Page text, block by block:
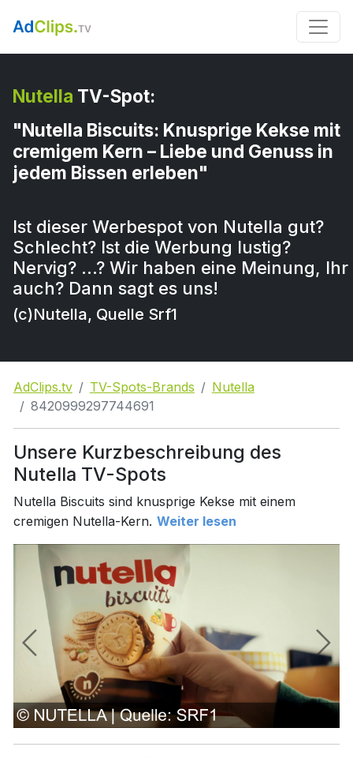
Nutella TV-Spot:
"Nutella Biscuits: Knusprige Kekse mit
cremigem Kern – Liebe und Genuss in
jedem Bissen erleben"
Ist dieser Werbespot von Nutella gut?
Schlecht? Ist die Werbung lustig?
Nervig? …? Wir haben eine Meinung, Ihr
auch? Dann sagt es uns!
(c)Nutella, Quelle Srf1
AdClips.tv TV-Spots-Brands
Nutella
8420999297744691
Unsere Kurzbeschreibung des
Nutella TV-Spots
Nutella Biscuits sind knusprige Kekse mit einem
cremigen Nutella-Kern. Weiter lesen